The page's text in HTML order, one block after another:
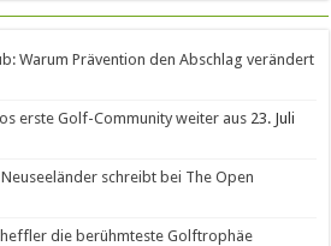
Warum Prävention den Abschlag verändert
erste Golf-Community weiter aus 23. Juli
schreibt bei The Open
die berühmteste Golftrophäe